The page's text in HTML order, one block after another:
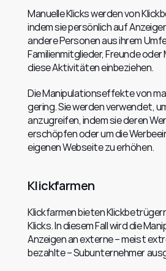
Manuelle Klicks werden von
indem sie persönlich auf
andere Personen aus ihrem
Familienmitglieder, Freunde
diese Aktivitäten einbeziehen.
Die Manipulationseffekte von
gering. Sie werden verwendet,
anzugreifen, indem sie deren
erschöpfen oder um die
eigenen Webseite zu erhöhen.
Klickfarmen
Klickfarmen bieten
Klicks. In diesem Fall wird die
Anzeigen an externe – meist
bezahlte – Subunternehmer